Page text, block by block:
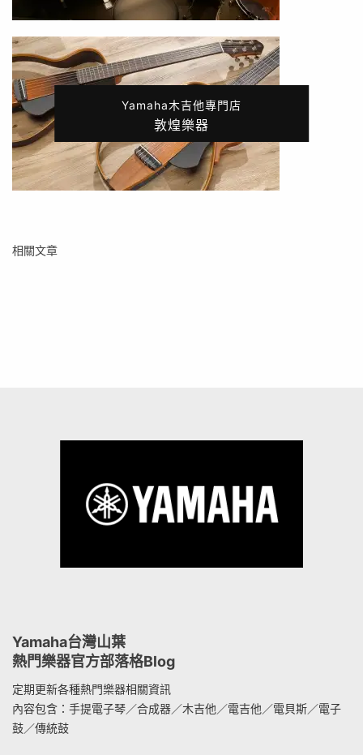
Yamaha木吉他專門店
敦煌樂器
相關文章
Yamaha台灣山葉
熱門樂器官方部落格Blog
定期更新各種熱門樂器相關資訊
內容包含：手提電子琴／合成器／木吉他／電吉他／電貝斯／電子
鼓／傳統鼓